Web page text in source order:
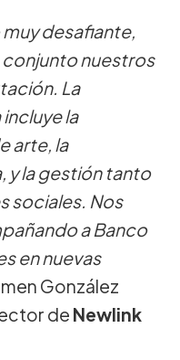
desafiante,
conjunto nuestros
La
la
arte, la
y la gestión tanto
sociales. Nos
a Banco
en nuevas
González
de Newlink